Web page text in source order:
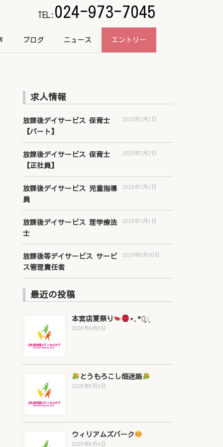
ブログ ニュース エントリー
TEL: 024-973-7045
求人情報
放課後デイサービス 保育士
【パート】
2025年7月7日
放課後デイサービス 保育士
【正社員】
2025年7月7日
放課後デイサービス 児童指導
員
2025年7月2日
放課後デイサービス 理学療法
士
2025年7月1日
放課後等デイサービス サービ
ス管理責任者
2025年6月30日
最近の投稿
本宮店夏祭り ⋆.*⃝̥◌̥
2026年8月6日
とうもろこし畑迷路
2026年8月5日
ウィリアムズパーク
2026年8月4日